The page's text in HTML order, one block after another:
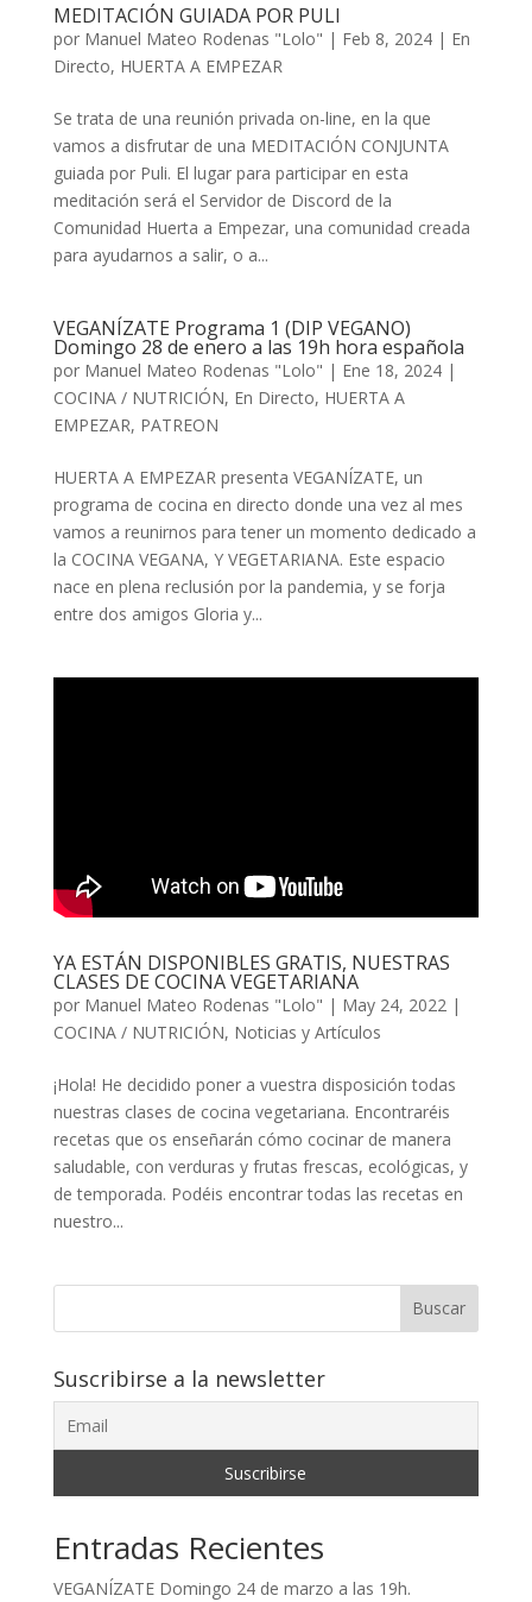
MEDITACIÓN GUIADA POR PULI
por Manuel Mateo Rodenas "Lolo" | Feb 8, 2024| En
Directo, HUERTA A EMPEZAR
Se trata de una reunión privada on-line, en la que
vamos a disfrutar de una MEDITACIÓN CONJUNTA
guiada por Puli. El lugar para participar en esta
meditación será el Servidor de Discord de la
Comunidad Huerta a Empezar, una comunidad creada
para ayudarnos a salir, o a...
VEGANÍZATE Programa 1 (DIP VEGANO)
Domingo 28 de enero a las 19h hora española
por Manuel Mateo Rodenas "Lolo" | Ene 18, 2024|
COCINA / NUTRICIÓN, En Directo, HUERTA A
EMPEZAR, PATREON
HUERTA A EMPEZAR presenta VEGANÍZATE, un
programa de cocina en directo donde una vez al mes
vamos a reunirnos para tener un momento dedicado a
la COCINA VEGANA, Y VEGETARIANA. Este espacio
nace en plena reclusión por la pandemia, y se forja
entre dos amigos Gloria y...
YA ESTÁN DISPONIBLES GRATIS, NUESTRAS
CLASES DE COCINA VEGETARIANA
por Manuel Mateo Rodenas "Lolo" | May 24, 2022 |
COCINA / NUTRICIÓN, Noticias y Artículos
¡Hola! He decidido poner a vuestra disposición todas
nuestras clases de cocina vegetariana. Encontraréis
recetas que os enseñarán cómo cocinar de manera
saludable, con verduras y frutas frescas, ecológicas, y
de temporada. Podéis encontrar todas las recetas en
nuestro...
Buscar
Suscribirse a la newsletter
Entradas Recientes
VEGANÍZATE Domingo 24 de marzo a las 19h.